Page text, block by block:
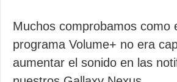
Muchos comprobamos como
programa Volume+ no era
aumentar el sonido en las